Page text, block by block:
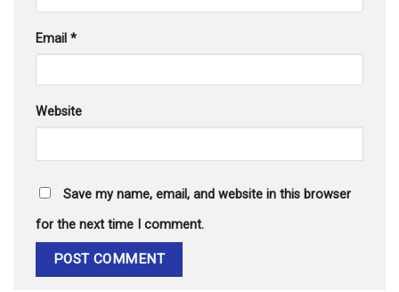
Email *
Website
Save my name, email, and website in this browser
for the next time I comment.